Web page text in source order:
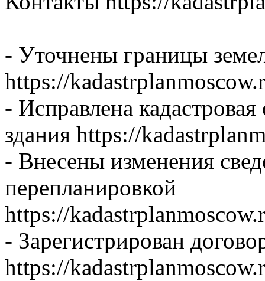
- Уточнены границы
https://
- Исправлена
здания https://
- Внесены изменения
перепланировкой
https://
- Зарегистрирован
https://